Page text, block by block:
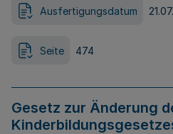
Ausfertigungsdatum
Seite 474
Gesetz zur Änderung